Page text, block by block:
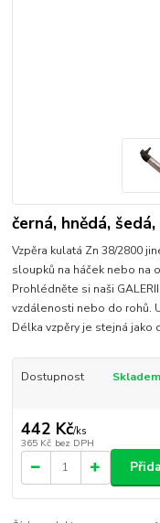
černá, hnědá,
Vzpěra kulatá Zn 38/2800
sloupků na háček nebo na
Prohlédněte si naši
vzdálenosti nebo do rohů.
Délka vzpěry je stejná jako
Dostupnost Skladem
442 Kč/ks
365 Kč bez DPH